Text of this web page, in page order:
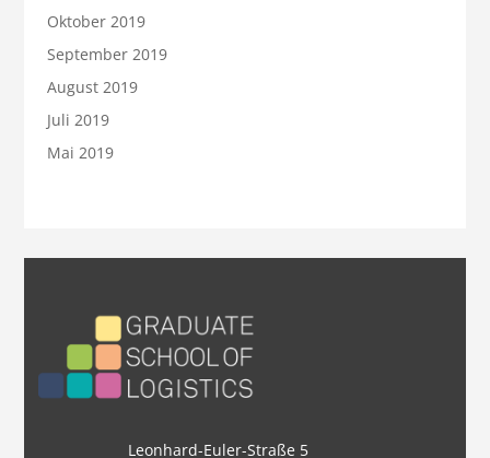
Oktober 2019
September 2019
August 2019
Juli 2019
Mai 2019
Leonhard-Euler-Straße 5